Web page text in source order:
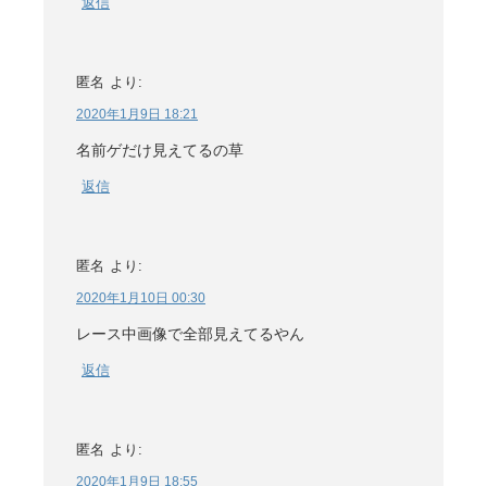
匿名 より:
2020年1月9日 18:21
名前ゲだけ見えてるの草
返信
匿名 より:
2020年1月10日 00:30
レース中画像で全部見えてるやん
返信
匿名 より:
2020年1月9日 18:55